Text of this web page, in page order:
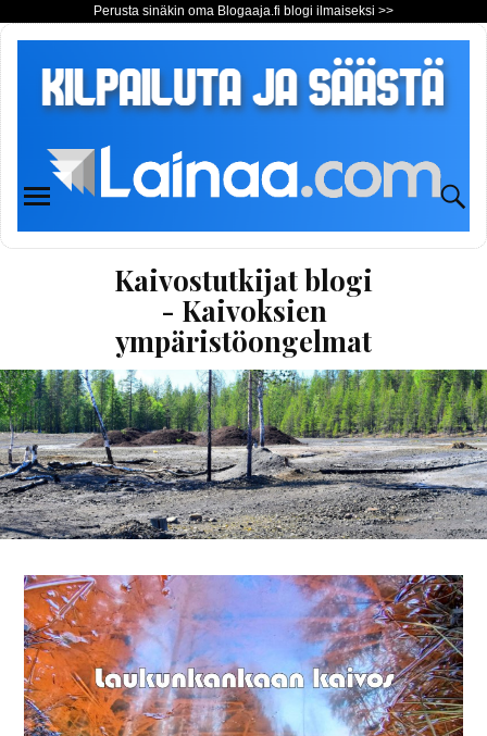
Perusta sinäkin oma Blogaaja.fi blogi ilmaiseksi >>
Kaivostutkijat blogi
- Kaivoksien
ympäristöongelmat